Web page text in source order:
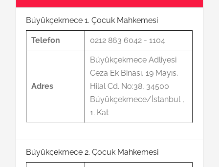
Büyükçekmece 1. Çocuk Mahkemesi
Telefon 0212 863 6042 - 1104
Adres
Büyükçekmece Adliyesi
Ceza Ek Binası, 19 Mayıs,
Hilal Cd. No:38, 34500
Büyükçekmece/İstanbul ,
1. Kat
Büyükçekmece 2. Çocuk Mahkemesi